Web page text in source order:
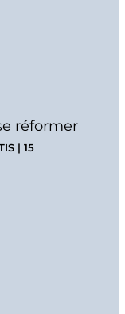
réformer
| 15